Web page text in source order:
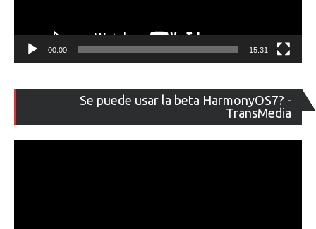
00:00 15:31
Se puede usar la beta HarmonyOS7? -
TransMedia
de